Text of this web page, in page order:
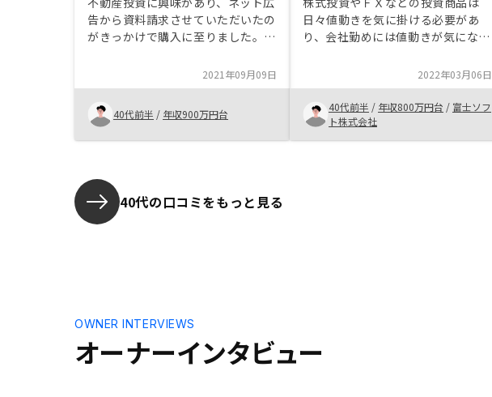
告から資料請求させていただいたの
がきっかけで購入に至りました。
資産形成ができることに不動産投資
の魅力を感じました。 契約の手続
きについては、融資手続きに手間取
りましたが、最後までしっかりサポ
ートしていただきました。 また、
融資手続きの流れや注意点がわかり
やすい資料があるととても助かると
思います。
2021年09月09日
40代前半 / 年収900万円台
日々値動きを気に掛ける必要があ
り、会社勤めには値動きが気になり
中、不動産投資は中長期で初期購入
時以外は日常の仕事に影響が出ない
投資であったため。紹介システムで
紹介を受けた方が、未紹介で紹介を
受けた時と同額のAmazonギフト
2022年03月06日
40代前半 / 年収800万円台 / 富士ソフ
ト株式会社
40代の口コミをもっと見る
オーナーインタビュー
OWNER INTERVIEWS